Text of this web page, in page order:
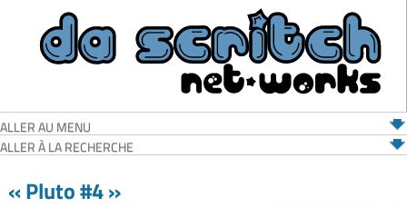
ALLER AU MENU
ALLER À LA RECHERCHE
« Pluto #4 »